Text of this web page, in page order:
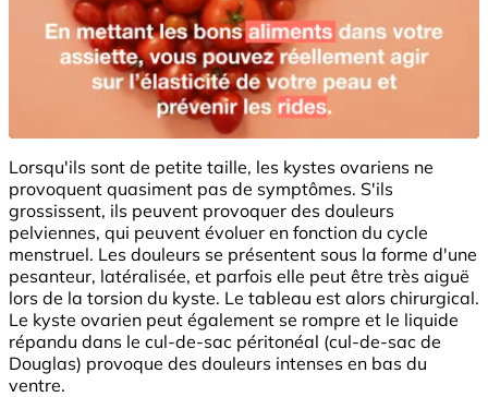
Lorsqu'ils sont de petite taille, les kystes ovariens ne
provoquent quasiment pas de symptômes. S'ils
grossissent, ils peuvent provoquer des douleurs
pelviennes, qui peuvent évoluer en fonction du cycle
menstruel. Les douleurs se présentent sous la forme d'une
pesanteur, latéralisée, et parfois elle peut être très aiguë
lors de la torsion du kyste. Le tableau est alors chirurgical.
Le kyste ovarien peut également se rompre et le liquide
répandu dans le cul-de-sac péritonéal (cul-de-sac de
Douglas) provoque des douleurs intenses en bas du
ventre.